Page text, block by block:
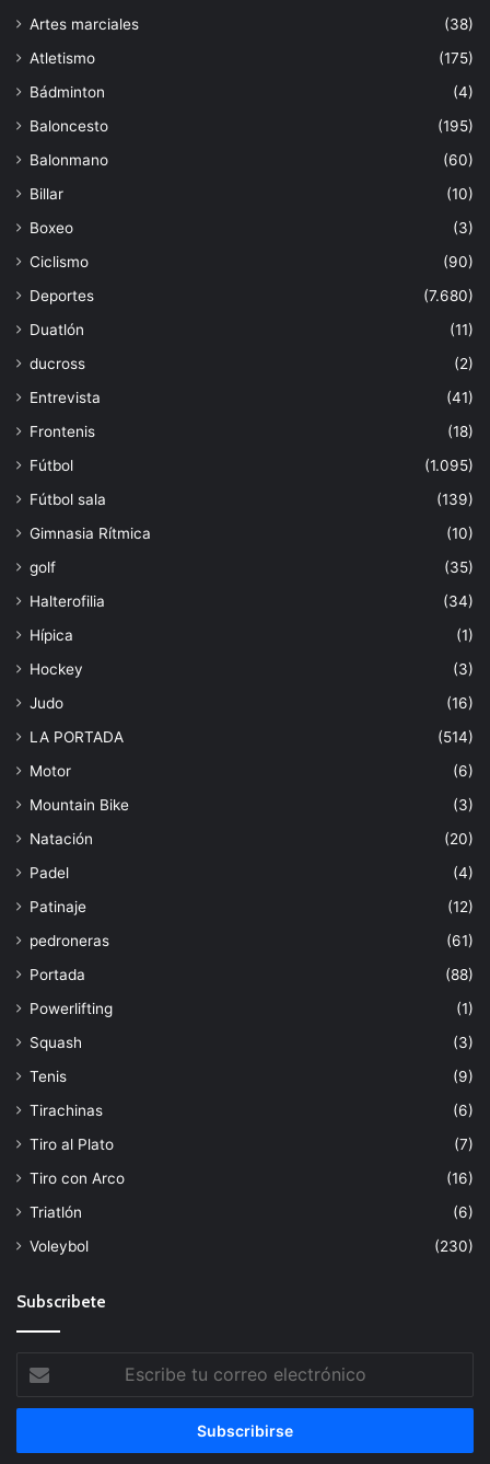
Artes marciales
(38)
Atletismo
(175)
Bádminton
(4)
Baloncesto
(195)
Balonmano
(60)
Billar
(10)
Boxeo
(3)
Ciclismo
(90)
Deportes
(7.680)
Duatlón
(11)
ducross
(2)
Entrevista
(41)
Frontenis
(18)
Fútbol
(1.095)
Fútbol sala
(139)
Gimnasia Rítmica
(10)
golf
(35)
Halterofilia
(34)
Hípica
(1)
Hockey
(3)
Judo
(16)
LA PORTADA
(514)
Motor
(6)
Mountain Bike
(3)
Natación
(20)
Padel
(4)
Patinaje
(12)
pedroneras
(61)
Portada
(88)
Powerlifting
(1)
Squash
(3)
Tenis
(9)
Tirachinas
(6)
Tiro al Plato
(7)
Tiro con Arco
(16)
Triatlón
(6)
Voleybol
(230)
Subscribete
tu
correo